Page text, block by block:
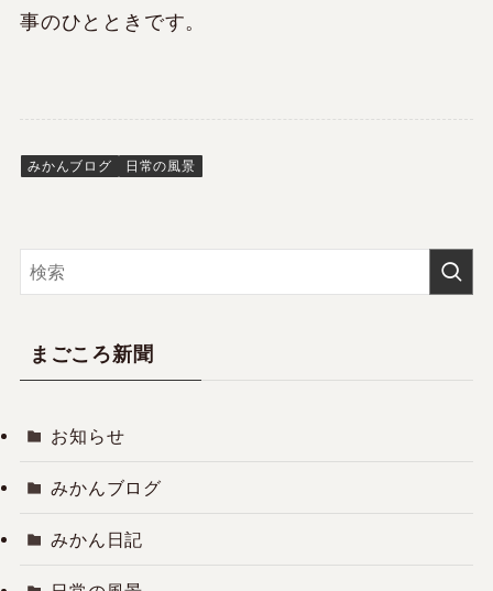
事のひとときです。
みかんブログ 日常の風景
まごころ新聞
お知らせ
みかんブログ
みかん日記